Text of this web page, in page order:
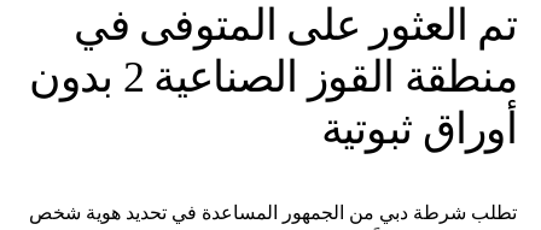
تم العثور على المتوفى في
منطقة القوز الصناعية 2 بدون
أوراق ثبوتية
تطلب شرطة دبي من الجمهور المساعدة في تحديد هوية شخص